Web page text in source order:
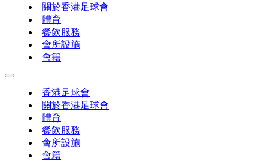
關於香港足球會
體育
餐飲服務
會所設施
會籍
香港足球會
關於香港足球會
體育
餐飲服務
會所設施
會籍